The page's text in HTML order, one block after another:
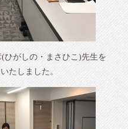
ひがしの・まさひこ)先生を
たしました。